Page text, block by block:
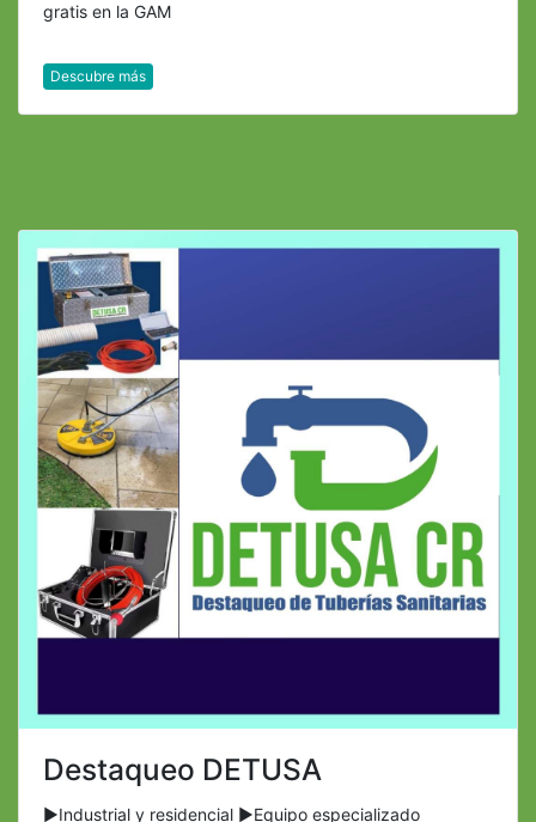
gratis en la GAM
Descubre más
Destaqueo DETUSA
►Industrial y residencial ►Equipo especializado